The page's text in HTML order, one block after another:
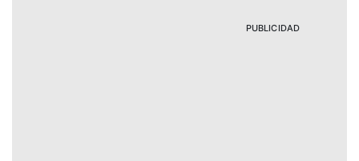
PUBLICIDAD